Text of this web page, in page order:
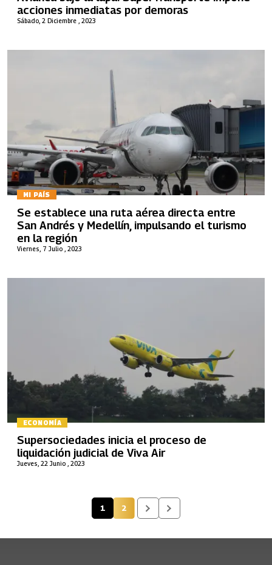
Sábado, 2 Diciembre , 2023
acciones inmediatas por demoras
MI PAÍS
Viernes, 7 Julio , 2023
Se establece una ruta aérea directa entre
San Andrés y Medellín, impulsando el turismo
en la región
ECONOMÍA
Jueves, 22 Junio , 2023
Supersociedades inicia el proceso de
liquidación judicial de Viva Air
Página actual
1 Página
2